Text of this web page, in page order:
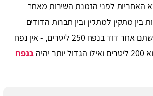
האחריות לפני הזמנת השירות מאחר
בין מתקין למתקין ובין חברות הדודים
השונות. במידה וחיפשתם אחר דוד בנפח 250 ליטרים, - אין נפח
בנפח